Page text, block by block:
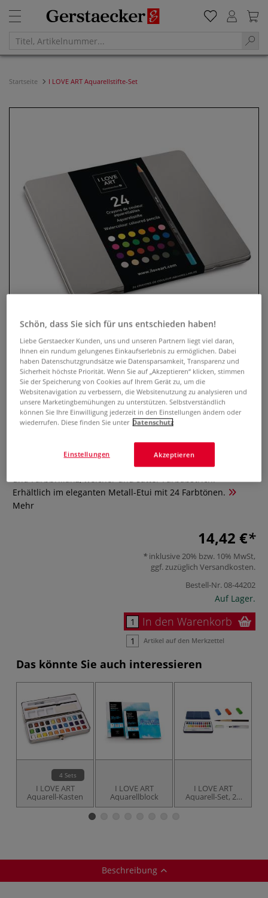
Startseite I LOVE ART Aquarellstifte-Set
I LOVE ART Aquarellstifte-Set
0 Bewertungen
Das I LOVE ART Aquarellstift Set ist optimal geeignet zum
Malen, Zeichnen, Aquarellieren. Hohe Lichtbeständigkeit
und Farbbrillanz, weicher und satter Farbabstrich.
Erhältlich im eleganten Metall-Etui mit 24 Farbtönen.
Mehr
14,42 €
inklusive 20% bzw. 10% MwSt,
ggf. zuzüglich Versandkosten.
Bestell-Nr.08-44202
Auf Lager.
In den Warenkorb
Artikel auf den Merkzettel
Das könnte Sie auch interessieren
4 Sets
I LOVE ART
Aquarell-Kasten
I LOVE ART
Aquarellblock
I LOVE ART
Aquarell-Set, 24
Farben
Beschreibung
Schön, dass Sie sich für uns entschieden haben!
Liebe Gerstaecker Kunden, uns und unseren Partnern liegt viel daran,
Ihnen ein rundum gelungenes Einkaufserlebnis zu ermöglichen. Dabei
haben Datenschutzgrundsätze wie Datensparsamkeit, Transparenz und
Sicherheit höchste Priorität. Wenn Sie auf „Akzeptieren“ klicken, stimmen
Sie der Speicherung von Cookies auf Ihrem Gerät zu, um die
Websitenavigation zu verbessern, die Websitenutzung zu analysieren und
unsere Marketingbemühungen zu unterstützen. Selbstverständlich
können Sie Ihre Einwilligung jederzeit in den Einstellungen ändern oder
wiederrufen. Diese finden Sie unter Datenschutz
Akzeptieren
Einstellungen